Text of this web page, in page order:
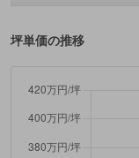
坪単価の推移